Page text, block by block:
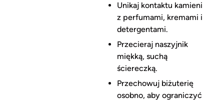
Unikaj kontaktu kamieni
z perfumami, kremami i
detergentami.
Przecieraj naszyjnik
miękką, suchą
ściereczką.
Przechowuj biżuterię
osobno, aby ograniczyć